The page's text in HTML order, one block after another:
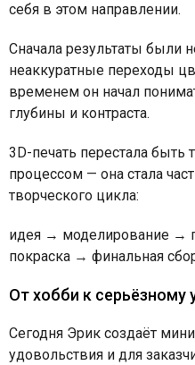
себя в этом направлении.
Сначала результаты были
неаккуратные переходы
временем он начал
глубины и контраста.
3D-печать перестала быть
процессом — она стала
творческого цикла:
идея → моделирование →
покраска → финальная
От хобби к серьёзному
Сегодня Эрик создаёт
удовольствия и для